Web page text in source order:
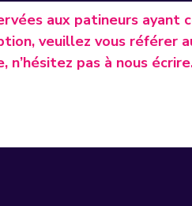
aux patineurs ayant
veuillez vous référer
pas à nous